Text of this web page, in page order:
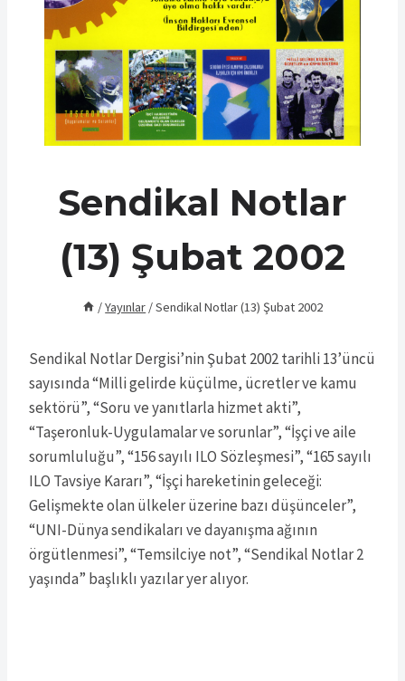
Sendikal Notlar
(13) Şubat 2002
/Yayınlar /Sendikal Notlar (13) Şubat 2002
Sendikal Notlar Dergisi’nin Şubat 2002 tarihli 13’üncü
sayısında “Milli gelirde küçülme, ücretler ve kamu
sektörü”, “Soru ve yanıtlarla hizmet akti”,
“Taşeronluk-Uygulamalar ve sorunlar”, “İşçi ve aile
sorumluluğu”, “156 sayılı ILO Sözleşmesi”, “165 sayılı
ILO Tavsiye Kararı”, “İşçi hareketinin geleceği:
Gelişmekte olan ülkeler üzerine bazı düşünceler”,
“UNI-Dünya sendikaları ve dayanışma ağının
örgütlenmesi”, “Temsilciye not”, “Sendikal Notlar 2
yaşında” başlıklı yazılar yer alıyor.